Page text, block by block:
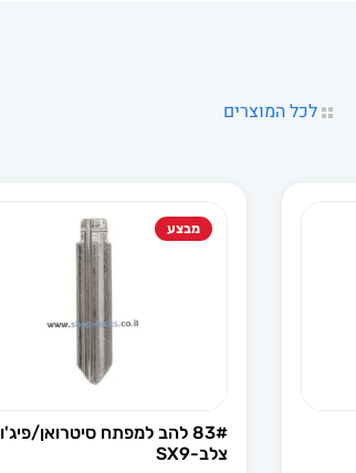
לכל המוצרים
מבצע
83# להב למפתח סיטרואן/פיג'ו
צלב-SX9